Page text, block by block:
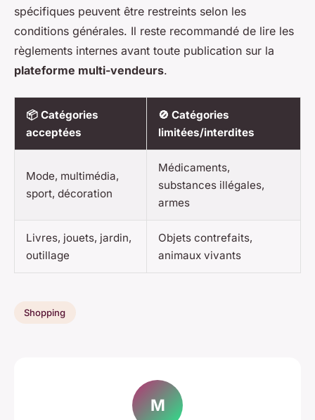
spécifiques peuvent être restreints selon les
conditions générales. Il reste recommandé de lire les
règlements internes avant toute publication sur la
plateforme multi-vendeurs.
📦 Catégories
acceptées
🚫 Catégories
limitées/interdites
Mode, multimédia,
sport, décoration
Médicaments,
substances illégales,
armes
Livres, jouets, jardin,
outillage
Objets contrefaits,
animaux vivants
Shopping
M